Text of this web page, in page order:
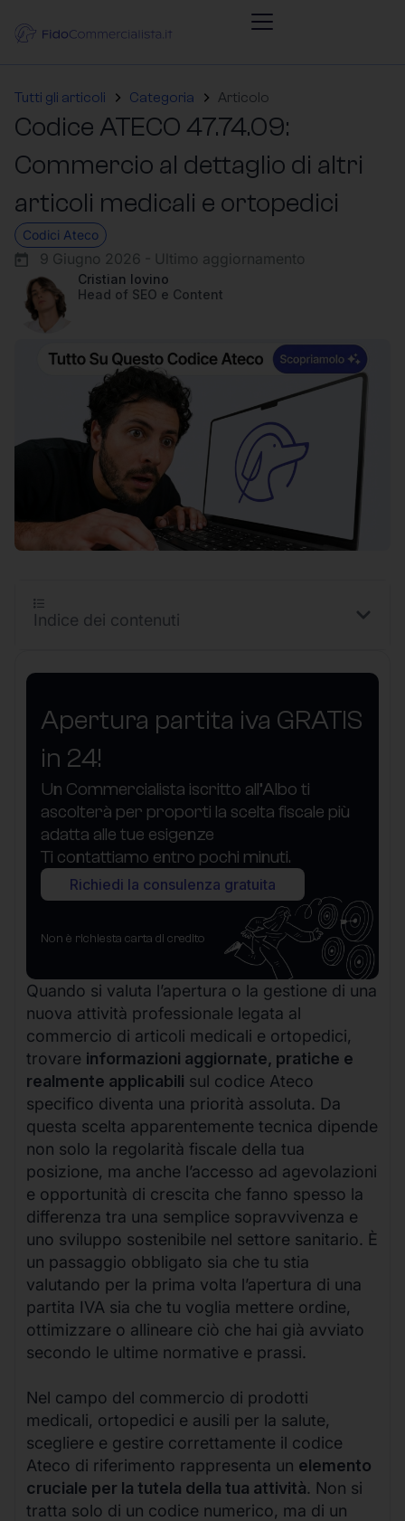
Tutti gli articoli Categoria Articolo
Codice ATECO 47.74.09:
Commercio al dettaglio di altri
articoli medicali e ortopedici
Codici Ateco
9 Giugno 2026 - Ultimo aggiornamento
Cristian Iovino
Head of SEO e Content
Apertura partita iva GRATIS
in 24!
Un Commercialista iscritto all’Albo ti
ascolterà per proporti la scelta fiscale più
adatta alle tue esigenze
Ti contattiamo entro pochi minuti.
Richiedi la consulenza gratuita
Non è richiesta carta di credito
Quando si valuta l’apertura o la gestione di una
nuova attività professionale legata al
commercio di articoli medicali e ortopedici,
trovare informazioni aggiornate, pratiche e
realmente applicabili sul codice Ateco
specifico diventa una priorità assoluta. Da
questa scelta apparentemente tecnica dipende
non solo la regolarità fiscale della tua
posizione, ma anche l’accesso ad agevolazioni
e opportunità di crescita che fanno spesso la
differenza tra una semplice sopravvivenza e
uno sviluppo sostenibile nel settore sanitario. È
un passaggio obbligato sia che tu stia
valutando per la prima volta l’apertura di una
partita IVA sia che tu voglia mettere ordine,
ottimizzare o allineare ciò che hai già avviato
secondo le ultime normative e prassi.
Nel campo del commercio di prodotti
medicali, ortopedici e ausili per la salute,
scegliere e gestire correttamente il codice
Ateco di riferimento rappresenta un elemento
cruciale per la tutela della tua attività. Non si
tratta solo di un codice numerico, ma di un
Indice dei contenuti